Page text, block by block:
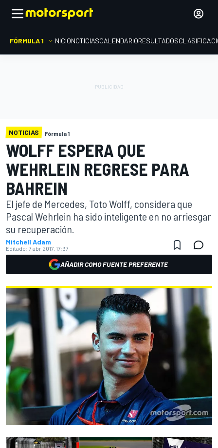
FÓRMULA 1 INICIONOTICIASCALENDARIORESULTADOS
NOTICIAS Fórmula 1
WOLFF ESPERA QUE
WEHRLEIN REGRESE PARA
BAHREIN
El jefe de Mercedes, Toto Wolff, considera que
Pascal Wehrlein ha sido inteligente en no arriesgar
su recuperación.
Mitchell Adam
Editado: 7 abr 2017, 17:37
AÑADIR COMO FUENTE PREFERENTE